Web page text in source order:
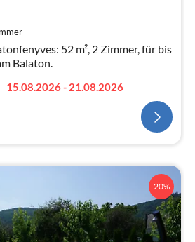
52 m², 2 Zimmer, für bis
Balaton.
15.08.2026 - 21.08.2026
20%